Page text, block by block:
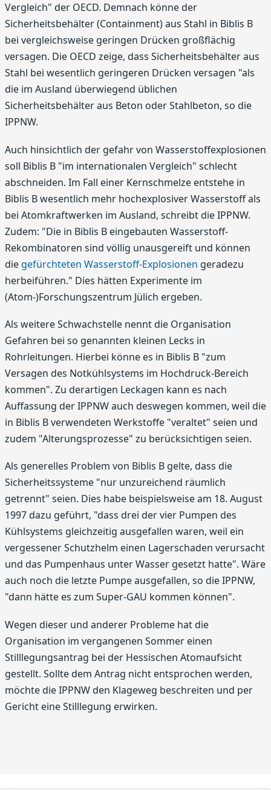
Vergleich" der OECD. Demnach könne der
Sicherheitsbehälter (Containment) aus Stahl in Biblis B
bei vergleichsweise geringen Drücken großflächig
versagen. Die OECD zeige, dass Sicherheitsbehälter aus
Stahl bei wesentlich geringeren Drücken versagen "als
die im Ausland überwiegend üblichen
Sicherheitsbehälter aus Beton oder Stahlbeton, so die
IPPNW.
Auch hinsichtlich der gefahr von Wasserstoffexplosionen
soll Biblis B "im internationalen Vergleich" schlecht
abschneiden. Im Fall einer Kernschmelze entstehe in
Biblis B wesentlich mehr hochexplosiver Wasserstoff als
bei Atomkraftwerken im Ausland, schreibt die IPPNW.
Zudem: "Die in Biblis B eingebauten Wasserstoff-
Rekombinatoren sind völlig unausgereift und können
die gefürchteten Wasserstoff-Explosionen geradezu
herbeiführen." Dies hätten Experimente im
(Atom-)Forschungszentrum Jülich ergeben.
Als weitere Schwachstelle nennt die Organisation
Gefahren bei so genannten kleinen Lecks in
Rohrleitungen. Hierbei könne es in Biblis B "zum
Versagen des Notkühlsystems im Hochdruck-Bereich
kommen". Zu derartigen Leckagen kann es nach
Auffassung der IPPNW auch deswegen kommen, weil die
in Biblis B verwendeten Werkstoffe "veraltet" seien und
zudem "Alterungsprozesse" zu berücksichtigen seien.
Als generelles Problem von Biblis B gelte, dass die
Sicherheitssysteme "nur unzureichend räumlich
getrennt" seien. Dies habe beispielsweise am 18. August
1997 dazu geführt, "dass drei der vier Pumpen des
Kühlsystems gleichzeitig ausgefallen waren, weil ein
vergessener Schutzhelm einen Lagerschaden verursacht
und das Pumpenhaus unter Wasser gesetzt hatte". Wäre
auch noch die letzte Pumpe ausgefallen, so die IPPNW,
"dann hätte es zum Super-GAU kommen können".
Wegen dieser und anderer Probleme hat die
Organisation im vergangenen Sommer einen
Stilllegungsantrag bei der Hessischen Atomaufsicht
gestellt. Sollte dem Antrag nicht entsprochen werden,
möchte die IPPNW den Klageweg beschreiten und per
Gericht eine Stilllegung erwirken.